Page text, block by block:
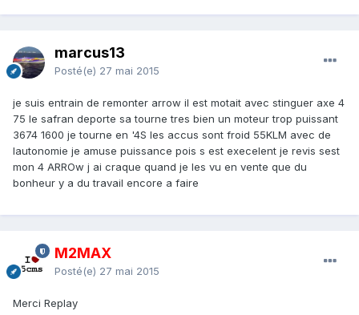
marcus13
Posté(e) 27 mai 2015
je suis entrain de remonter arrow il est motait avec stinguer axe 4
75 le safran deporte sa tourne tres bien un moteur trop puissant
3674 1600 je tourne en '4S les accus sont froid 55KLM avec de
lautonomie je amuse puissance pois s est execelent je revis sest
mon 4 ARROw j ai craque quand je les vu en vente que du
bonheur y a du travail encore a faire
M2MAX
Posté(e) 27 mai 2015
Merci Replay